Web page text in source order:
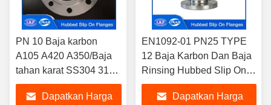
PN 10 Baja karbon
A105 A420 A350/Baja
tahan karat SS304 316
Hubbed 3 Inch Slip On
Pipe Flange EN1092-01
Dapatkan Harga
EN1092-01 PN25 TYPE
12 Baja Karbon Dan Baja
Rinsing Hubbed Slip On
Flange Baja Hub Flanges
Dapatkan Harga